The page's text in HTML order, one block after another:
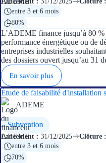
entre 3 et 6 mois
80%
L’ADEME finance jusqu’à 80 %
performance énergétique ou de
entreprises industrielles
des dossiers ouvert jusqu’au 31
En savoir plus
Étude de faisabilité d'installation
ADEME
Subvention
Lancement : 31/12/2025 Clôture :
entre 3 et 6 mois
70%